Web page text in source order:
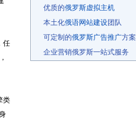
任
类
优质的俄罗斯虚拟主机
本土化俄语网站建设团队
可定制的俄罗斯广告推广方案
企业营销俄罗斯一站式服务